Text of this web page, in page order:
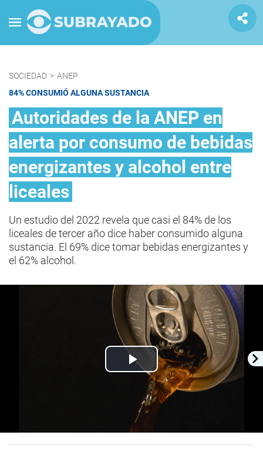
SOCIEDAD > ANEP
84% CONSUMIÓ ALGUNA SUSTANCIA
Autoridades de la ANEP en
alerta por consumo de bebidas
energizantes y alcohol entre
liceales
Un estudio del 2022 revela que casi el 84% de los
liceales de tercer año dice haber consumido alguna
sustancia. El 69% dice tomar bebidas energizantes y
el 62% alcohol.
Play
Video